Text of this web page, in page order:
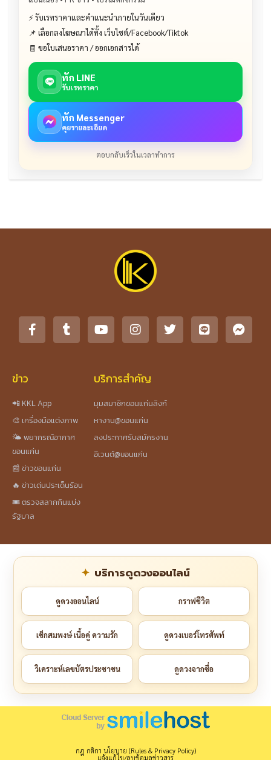
⚡ รับเรทราคาและคำแนะนำภายในวันเดียว
📌 เลือกลงโฆษณาได้ทั้ง เว็บไซต์/Facebook/Tiktok
🧾 ขอใบเสนอราคา / ออกเอกสารได้
ทัก LINE
รับเรทราคา
ทัก Messenger
คุยรายละเอียด
ตอบกลับเร็วในเวลาทำการ
ข่าว
📲 KKL App
🎨 เครื่องมือแต่งภาพ
🌤️ พยากรณ์อากาศ
ขอนแก่น
📰 ข่าวขอนแก่น
🔥 ข่าวเด่นประเด็นร้อน
🎟️ ตรวจสลากกินแบ่ง
รัฐบาล
บริการสำคัญ
มุมสมาชิกขอนแก่นลิงก์
หางาน@ขอนแก่น
ลงประกาศรับสมัครงาน
อีเวนต์@ขอนแก่น
บริการดูดวงออนไลน์
ดูดวงออนไลน์ กราฟชีวิต
เช็กสมพงษ์ เนื้อคู่ ความรัก ดูดวงเบอร์โทรศัพท์
วิเคราะห์เลขบัตรประชาชน ดูดวงจากชื่อ
กฎ กติกา นโยบาย (Rules & Privacy Policy)
แจ้งแก้ไข/ลบข้อมูลข่าวสาร